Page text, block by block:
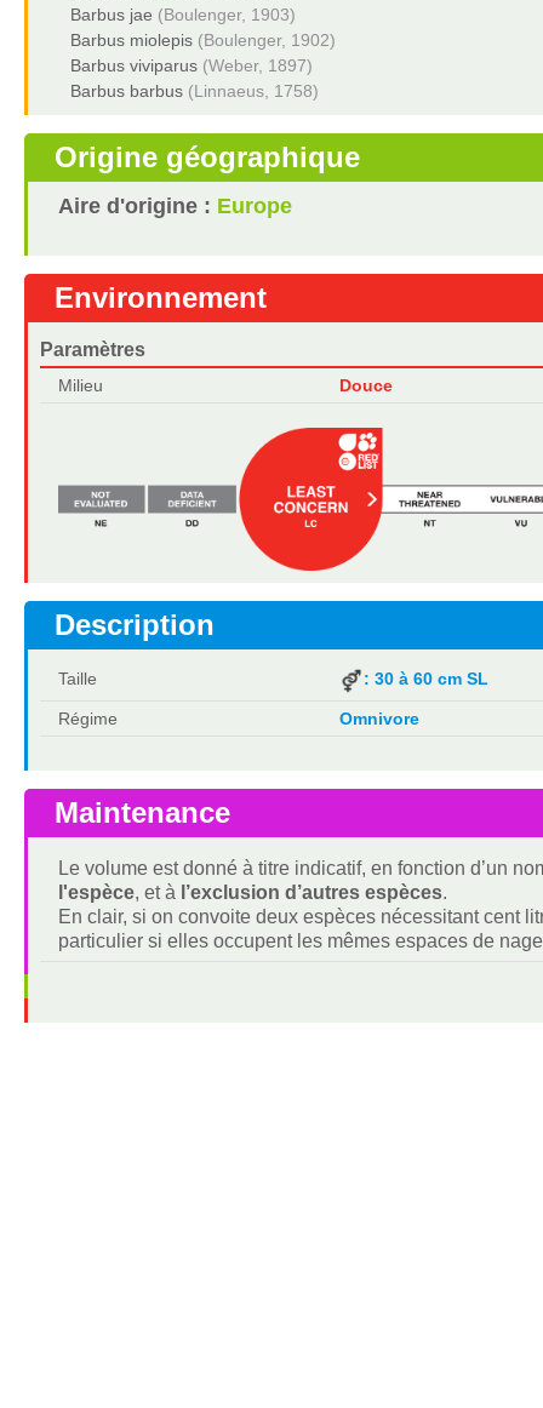
Barbus jae (Boulenger, 1903)
Barbus miolepis (Boulenger, 1902)
Barbus viviparus (Weber, 1897)
Barbus barbus (Linnaeus, 1758)
Origine géographique
Aire d'origine : Europe
Environnement
Paramètres
Milieu Douce
Description
Taille : 30 à 60 cm SL
Régime Omnivore
Maintenance
Le volume est donné à titre indicatif, en fonction d’un
l'espèce, et à l’exclusion d’autres espèces.
En clair, si on convoite deux espèces nécessitant cent
particulier si elles occupent les mêmes espaces de